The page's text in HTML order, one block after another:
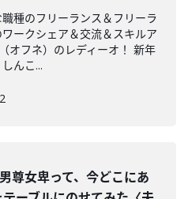
種のフリーランス＆フリーラ
ークシェア＆交流＆スキルア
オフネ）のレディーオ！ 新年
んこ...
尊女卑って、今どこにあ